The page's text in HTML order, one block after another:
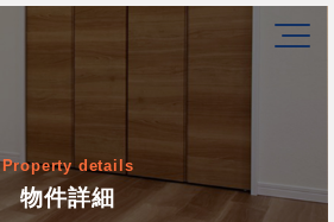
Property details
物件詳細